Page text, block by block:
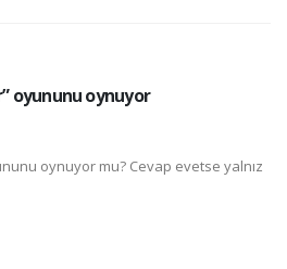
oyununu oynuyor
oynuyor mu? Cevap evetse yalnız